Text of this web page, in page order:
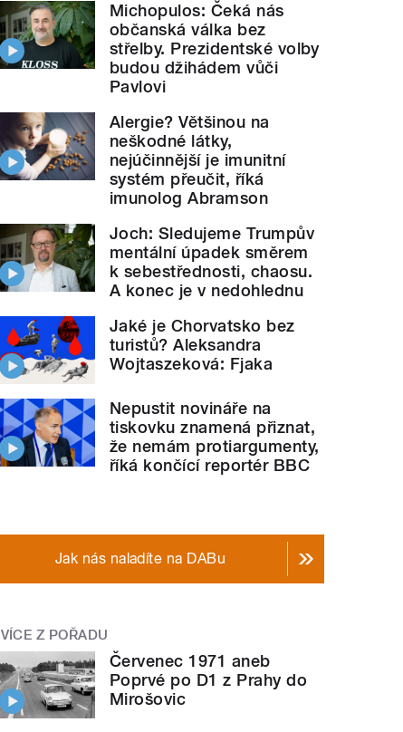
Michopulos: Čeká nás
občanská válka bez
střelby. Prezidentské volby
budou džihádem vůči
Pavlovi
Alergie? Většinou na
neškodné látky,
nejúčinnější je imunitní
systém přeučit, říká
imunolog Abramson
Joch: Sledujeme Trumpův
mentální úpadek směrem
k sebestřednosti, chaosu.
A konec je v nedohlednu
Jaké je Chorvatsko bez
turistů? Aleksandra
Wojtaszeková: Fjaka
Nepustit novináře na
tiskovku znamená přiznat,
že nemám protiargumenty,
říká končící reportér BBC
Jak nás naladíte na DABu
VÍCE Z POŘADU
Červenec 1971 aneb
Poprvé po D1 z Prahy do
Mirošovic